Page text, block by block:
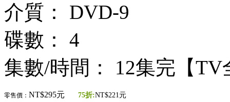
介質： DVD-9
碟數： 4
集數/時間： 12集完【
零售價： NT$295元 75折:NT$221元